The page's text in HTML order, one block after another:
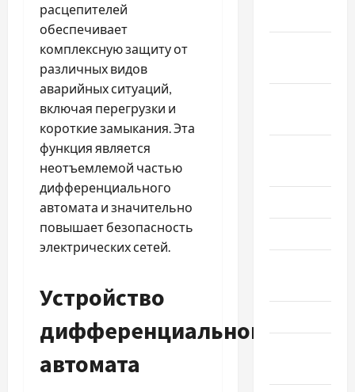
расцепителей
обеспечивает
комплексную защиту от
различных видов
аварийных ситуаций,
включая перегрузки и
короткие замыкания. Эта
функция является
неотъемлемой частью
дифференциального
автомата и значительно
повышает безопасность
электрических сетей.
Устройство
дифференциального
автомата